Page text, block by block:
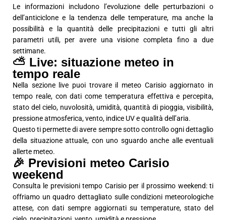
Le informazioni includono l’evoluzione delle perturbazioni o
dell’anticiclone e la tendenza delle temperature, ma anche la
possibilità e la quantità delle precipitazioni e tutti gli altri
parametri utili, per avere una visione completa fino a due
settimane.
⛅ Live: situazione meteo in
tempo reale
Nella sezione live puoi trovare il meteo Carisio aggiornato in
tempo reale, con dati come temperatura effettiva e percepita,
stato del cielo, nuvolosità, umidità, quantità di pioggia, visibilità,
pressione atmosferica, vento, indice UV e qualità dell’aria.
Questo ti permette di avere sempre sotto controllo ogni dettaglio
della situazione attuale, con uno sguardo anche alle eventuali
allerte meteo.
🎉 Previsioni meteo Carisio
weekend
Consulta le previsioni tempo Carisio per il prossimo weekend: ti
offriamo un quadro dettagliato sulle condizioni meteorologiche
attese, con dati sempre aggiornati su temperature, stato del